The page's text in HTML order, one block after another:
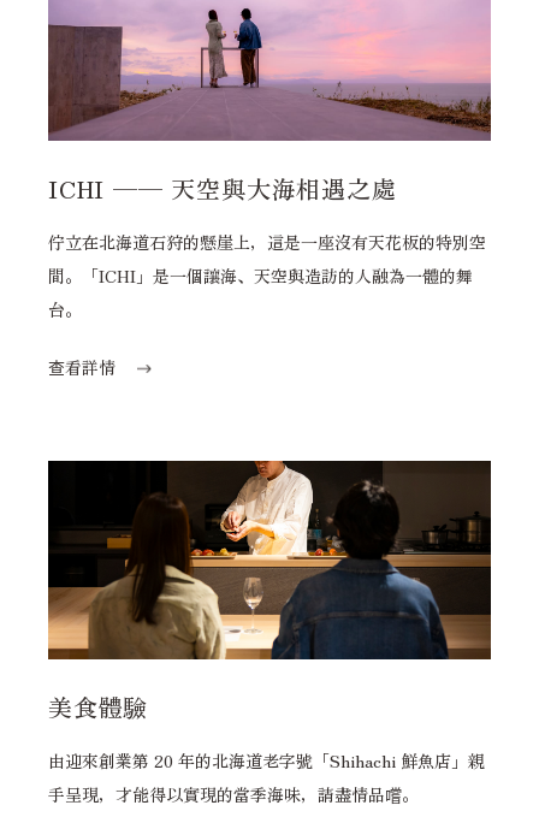
ICHI —— 天空與大海相遇之處
佇立在北海道石狩的懸崖上，這是一座沒有天花板的特別空
間。「ICHI」是一個讓海、天空與造訪的人融為一體的舞
台。
查看詳情
美食體驗
由迎來創業第 20 年的北海道老字號「Shihachi 鮮魚店」親
手呈現，才能得以實現的當季海味，請盡情品嚐。